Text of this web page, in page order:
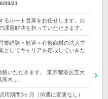
09/21
るルート営業をお任せします。自
題解決を担っていただきます。
業経験＜歓迎＞有形商材の法人営
してキャリアを形成していきた
いただきます。 東京都港区芝大
厚木…
用期間3ヶ月（待遇に変更なし）